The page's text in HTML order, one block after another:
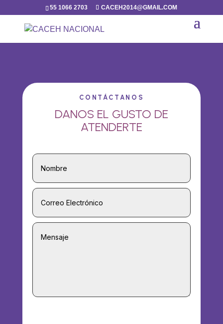
55 1066 2703 CACEH2014@GMAIL.COM
CONTÁCTANOS
DANOS EL GUSTO DE
ATENDERTE